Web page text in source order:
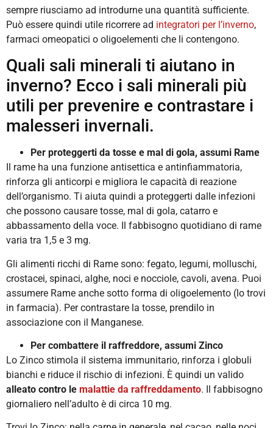
sempre riusciamo ad introdurne una quantità sufficiente.
Può essere quindi utile ricorrere ad integratori per l’inverno,
farmaci omeopatici o oligoelementi che li contengono.
Quali sali minerali ti aiutano in
inverno? Ecco i sali minerali più
utili per prevenire e contrastare i
malesseri invernali.
Per proteggerti da tosse e mal di gola, assumi Rame
Il rame ha una funzione antisettica e antinfiammatoria,
rinforza gli anticorpi e migliora le capacità di reazione
dell’organismo. Ti aiuta quindi a proteggerti dalle infezioni
che possono causare tosse, mal di gola, catarro e
abbassamento della voce. Il fabbisogno quotidiano di rame
varia tra 1,5 e 3 mg.
Gli alimenti ricchi di Rame sono: fegato, legumi, molluschi,
crostacei, spinaci, alghe, noci e nocciole, cavoli, avena. Puoi
assumere Rame anche sotto forma di oligoelemento (lo trovi
in farmacia). Per contrastare la tosse, prendilo in
associazione con il Manganese.
Per combattere il raffreddore, assumi Zinco
Lo Zinco stimola il sistema immunitario, rinforza i globuli
bianchi e riduce il rischio di infezioni. È quindi un valido
alleato contro le malattie da raffreddamento. Il fabbisogno
giornaliero nell’adulto è di circa 10 mg.